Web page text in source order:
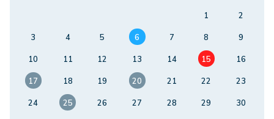
1
2
3
4 5 6 7 8
9
10
11 12 13 14 15
16
17
18 19 20 21 22
23
24
25 26 27 28 29
30